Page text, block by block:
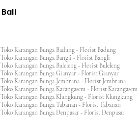
Bali
Toko Karangan Bunga Badung - Florist Badung
Toko Karangan Bunga Bangli - Florist Bangli
Toko Karangan Bunga Buleleng - Florist Buleleng
Toko Karangan Bunga Gianyar - Florist Gianyar
Toko Karangan Bunga Jembrana - Florist Jembrana
Toko Karangan Bunga Karangasem - Florist Karangasem
Toko Karangan Bunga Klungkung - Florist Klungkung
Toko Karangan Bunga Tabanan - Florist Tabanan
Toko Karangan Bunga Denpasar - Florist Denpasar